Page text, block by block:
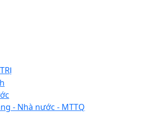
- Nhà nước - MTTQ